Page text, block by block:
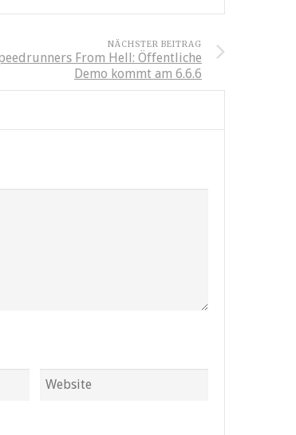
NÄCHSTER BEITRAG
From Hell: Öffentliche
Demo kommt am 6.6.6